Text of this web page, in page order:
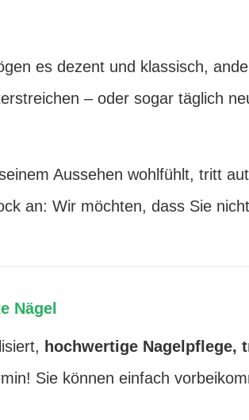
es dezent und klassisch,
– oder sogar täglich
Aussehen wohlfühlt, tritt
an: Wir möchten, dass Sie
Nägel
hochwertige Nagelpflege,
Sie können einfach